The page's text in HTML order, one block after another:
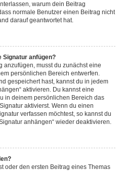
warum dein Beitrag
normale Benutzer einen Beitrag nicht
darauf geantwortet hat.
Signatur anfügen?
anzufügen, musst du zunächst eine
persönlichen Bereich entwerfen.
gespeichert hast, kannst du in jedem
aktivieren. Du kannst eine
in deinem persönlichen Bereich das
aktivierst. Wenn du einen
verfassen möchtest, so kannst du
anhängen“ wieder deaktivieren.
oder den ersten Beitrag eines Themas